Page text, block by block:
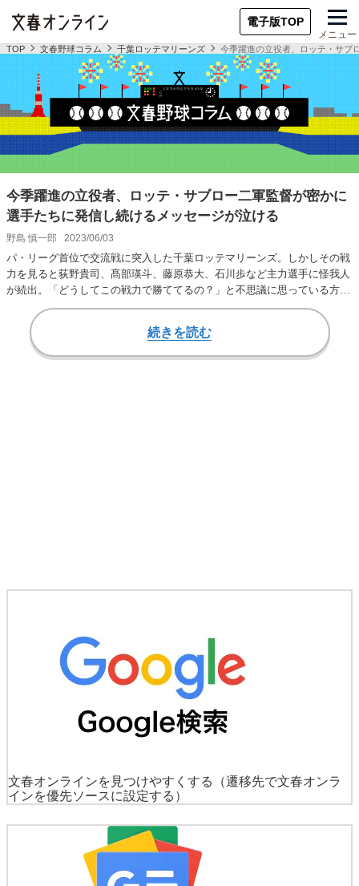
電子版TOP
メニュー
TOP 文春野球コラム 千葉ロッテマリーンズ 今季躍進の立役者、ロッテ・サブ
今季躍進の立役者、ロッテ・サブロー二軍監督が密かに
選手たちに発信し続けるメッセージが泣ける
野島 慎一郎 2023/06/03
パ・リーグ首位で交流戦に突入した千葉ロッテマリーンズ。しかしその戦
力を見ると荻野貴司、髙部瑛斗、藤原恭大、石川歩など主力選手に怪我人
が続出。「どうしてこの戦力で勝ててるの？」と不思議に思っている方も
多いだろう。 そ…
続きを読む
文春オンラインを見つけやすくする
（遷移先で文春オンラ
インを優先ソースに設定する）